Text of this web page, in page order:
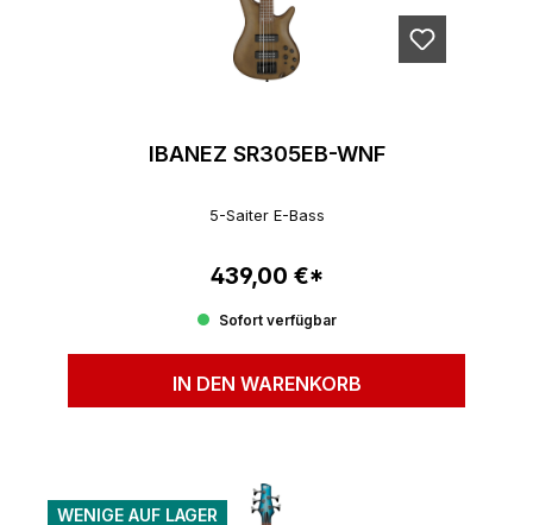
IBANEZ SR305EB-WNF
5-Saiter E-Bass
Regulärer Preis:
439,00 €*
Sofort verfügbar
IN DEN WARENKORB
WENIGE AUF LAGER